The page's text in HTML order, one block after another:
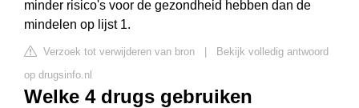
minder risico's voor de gezondheid hebben dan de
mindelen op lijst 1.
Verzoek tot verwijderen van bron
Bekijk volledig antwoord
op drugsinfo.nl
Welke 4 drugs gebruiken